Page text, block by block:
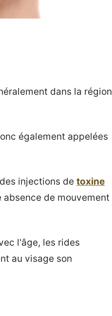
dans la région
également appelées
injections de toxine
de mouvement
l'âge, les rides
au visage son